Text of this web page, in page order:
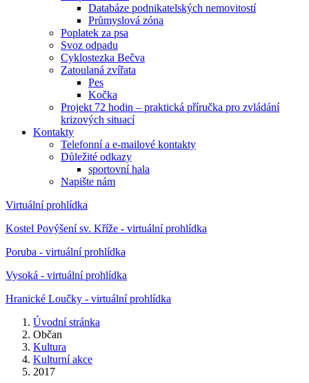
Databáze podnikatelských nemovitostí
Průmyslová zóna
Poplatek za psa
Svoz odpadu
Cyklostezka Bečva
Zatoulaná zvířata
Pes
Kočka
Projekt 72 hodin – praktická příručka pro zvládání
krizových situací
Kontakty
Telefonní a e-mailové kontakty
Důležité odkazy
sportovní hala
Napište nám
Virtuální prohlídka
Kostel Povýšení sv. Kříže - virtuální prohlídka
Poruba - virtuální prohlídka
Vysoká - virtuální prohlídka
Hranické Loučky - virtuální prohlídka
Úvodní stránka
Občan
Kultura
Kulturní akce
2017